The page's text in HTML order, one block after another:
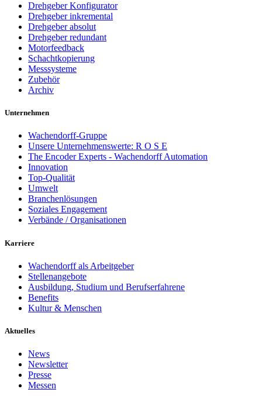
Drehgeber Konfigurator
Drehgeber inkremental
Drehgeber absolut
Drehgeber redundant
Motorfeedback
Schachtkopierung
Messsysteme
Zubehör
Archiv
Unternehmen
Wachendorff-Gruppe
Unsere Unternehmenswerte: R O S E
The Encoder Experts - Wachendorff Automation
Innovation
Top-Qualität
Umwelt
Branchenlösungen
Soziales Engagement
Verbände / Organisationen
Karriere
Wachendorff als Arbeitgeber
Stellenangebote
Ausbildung, Studium und Berufserfahrene
Benefits
Kultur & Menschen
Aktuelles
News
Newsletter
Presse
Messen